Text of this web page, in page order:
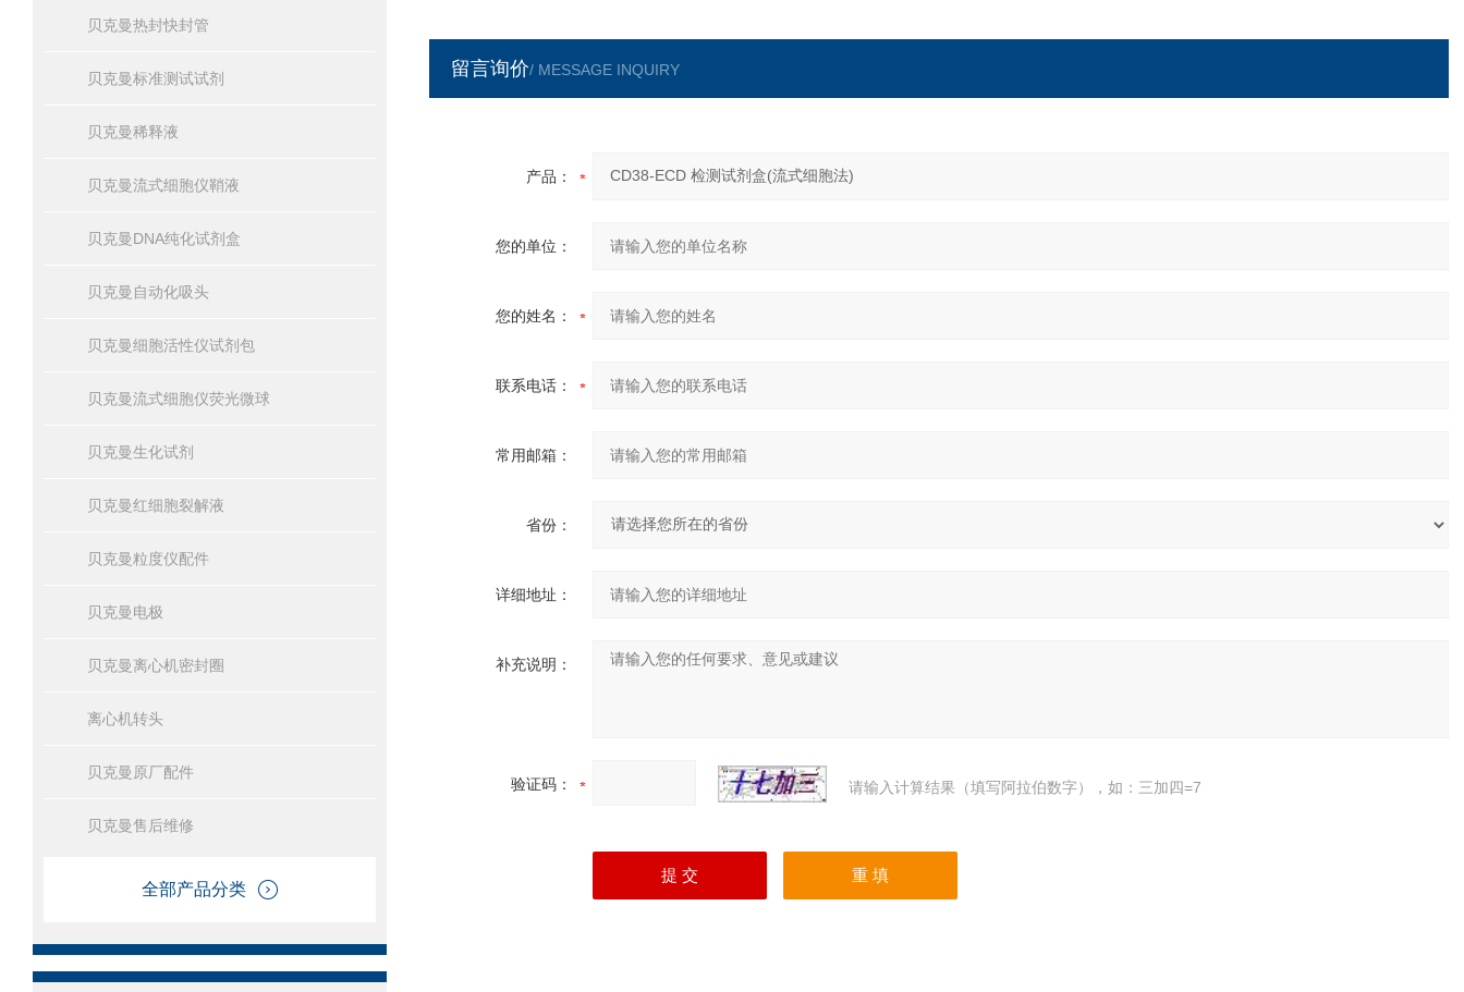
贝克曼热封快封管
贝克曼标准测试试剂
贝克曼稀释液
贝克曼流式细胞仪鞘液
贝克曼DNA纯化试剂盒
贝克曼自动化吸头
贝克曼细胞活性仪试剂包
贝克曼流式细胞仪荧光微球
贝克曼生化试剂
贝克曼红细胞裂解液
贝克曼粒度仪配件
贝克曼电极
贝克曼离心机密封圈
离心机转头
贝克曼原厂配件
贝克曼售后维修
全部产品分类
留言询价/ MESSAGE INQUIRY
产品：
您的单位：
您的姓名：
联系电话：
常用邮箱：
省份：
详细地址：
补充说明：
验证码： 请输入计算结果（填写阿拉伯数字），如：三加四=7